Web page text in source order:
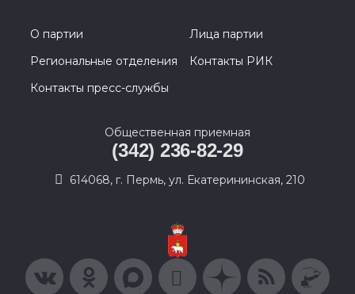
О партии
Лица партии
Региональные отделения
Контакты РИК
Контакты пресс-службы
Общественная приемная
(342) 236-82-29
614068, г. Пермь, ул. Екатерининская, 210